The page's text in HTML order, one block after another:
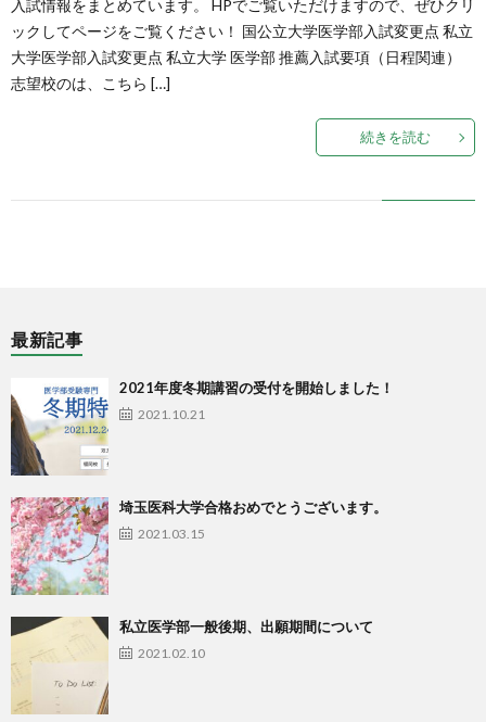
入試情報をまとめています。 HPでご覧いただけますので、ぜひクリ
ックしてページをご覧ください！ 国公立大学医学部入試変更点 私立
大学医学部入試変更点 私立大学 医学部 推薦入試要項（日程関連）
志望校のは、こちら […]
続きを読む
最新記事
2021年度冬期講習の受付を開始しました！
2021.10.21
埼玉医科大学合格おめでとうございます。
2021.03.15
私立医学部一般後期、出願期間について
2021.02.10